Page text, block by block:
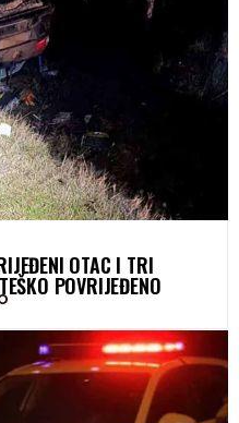
OTAC I TRI
POVRIJEĐENO